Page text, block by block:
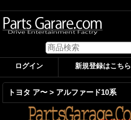
ログイン 新規登録はこちら
トヨタ ア〜 > アルファード10系